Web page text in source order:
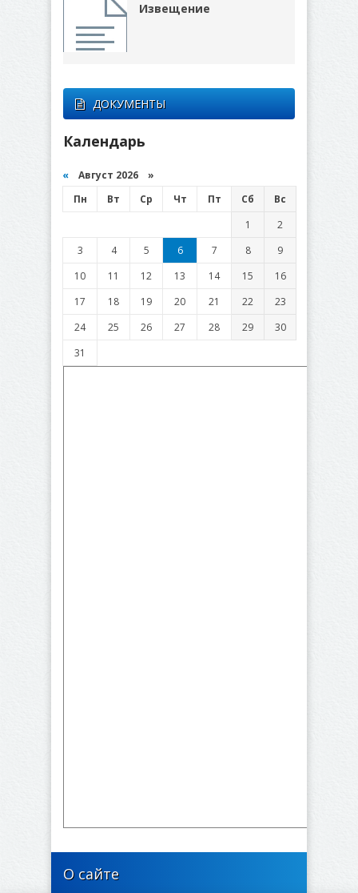
Извещение
ДОКУМЕНТЫ
Календарь
« Август 2026 »
Пн
Вт Ср Чт Пт Сб
Вс
1
2
3
4 5 6 7 8
9
10
11 12 13 14 15
16
17
18 19 20 21 22
23
24
25 26 27 28 29
30
31
О сайте